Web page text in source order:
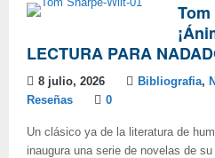
LECTURA PARA
8 julio, 2026 Bibliografia,
Reseñas
0
Un clásico ya de la literatura de
inaugura una serie de novelas de